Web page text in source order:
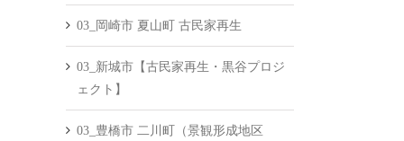
03_岡崎市 夏山町 古民家再生
03_新城市【古民家再生・黒谷プロジ
ェクト】
03_豊橋市 二川町（景観形成地区